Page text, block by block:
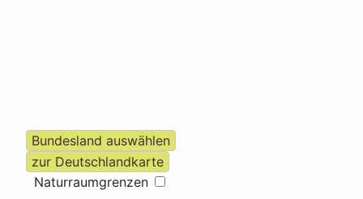
Naturraumgrenzen